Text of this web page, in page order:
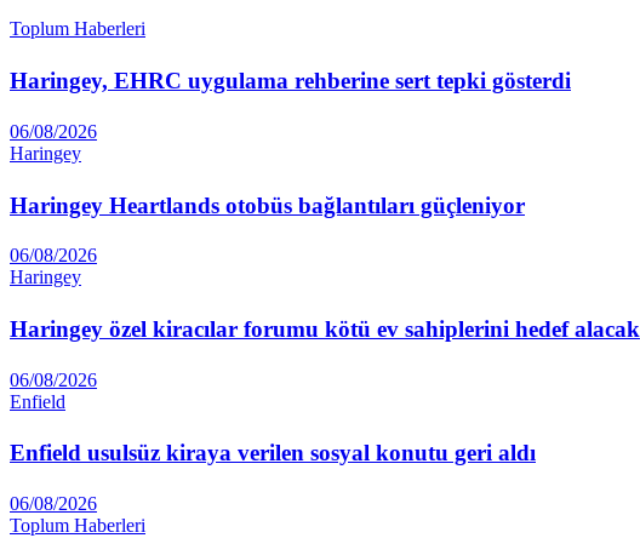
Toplum Haberleri
Haringey, EHRC uygulama rehberine sert tepki gösterdi
06/08/2026
Haringey
Haringey Heartlands otobüs bağlantıları güçleniyor
06/08/2026
Haringey
Haringey özel kiracılar forumu kötü ev sahiplerini hedef alacak
06/08/2026
Enfield
Enfield usulsüz kiraya verilen sosyal konutu geri aldı
06/08/2026
Toplum Haberleri